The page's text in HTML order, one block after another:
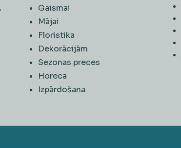
Gaismai
Mājai
Floristika
Dekorācijām
Sezonas preces
Horeca
​Izpārdošana